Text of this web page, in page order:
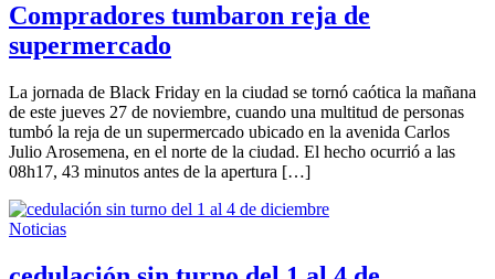
Compradores tumbaron reja de
supermercado
La jornada de Black Friday en la ciudad se tornó caótica la mañana
de este jueves 27 de noviembre, cuando una multitud de personas
tumbó la reja de un supermercado ubicado en la avenida Carlos
Julio Arosemena, en el norte de la ciudad. El hecho ocurrió a las
08h17, 43 minutos antes de la apertura […]
Noticias